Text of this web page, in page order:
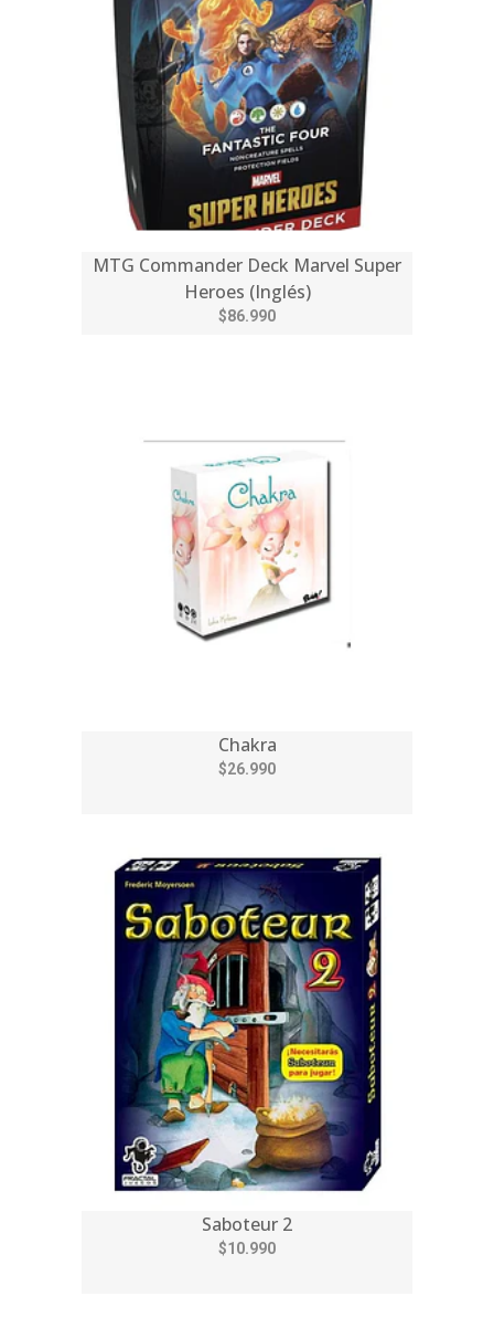
MTG Commander Deck Marvel Super
Heroes (Inglés)
$86.990
Chakra
$26.990
Saboteur 2
$10.990